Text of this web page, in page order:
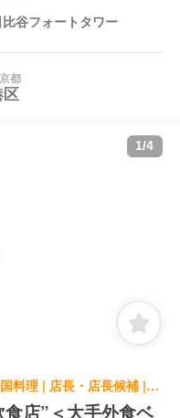
谷フォートタワー
都
1/4
創作・ダイニングバー, 中華料理・中国料理 | 店長・店長候補 | 虎峰 六本木
店”＜大手外食ベ